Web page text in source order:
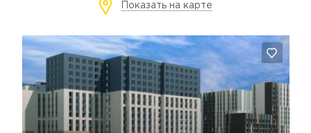
Показать на карте